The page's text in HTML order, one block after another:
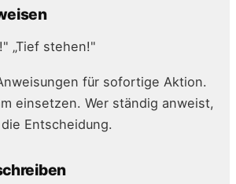
„Tief stehen!"
für sofortige Aktion.
einsetzen. Wer ständig anweist,
Entscheidung.